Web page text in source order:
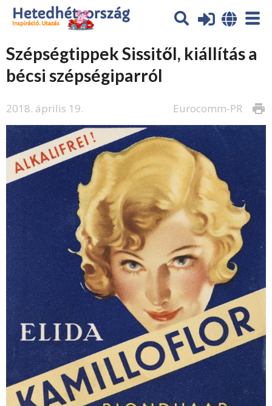
Szépségtippek Sissitől, kiállítás a
bécsi szépségiparról
2018. április 19. print
Eurocomm-PR